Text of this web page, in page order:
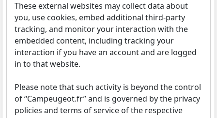
These external websites may collect data about
you, use cookies, embed additional third-party
tracking, and monitor your interaction with the
embedded content, including tracking your
interaction if you have an account and are logged
in to that website.
Please note that such activity is beyond the control
of “Campeugeot.fr” and is governed by the privacy
policies and terms of service of the respective